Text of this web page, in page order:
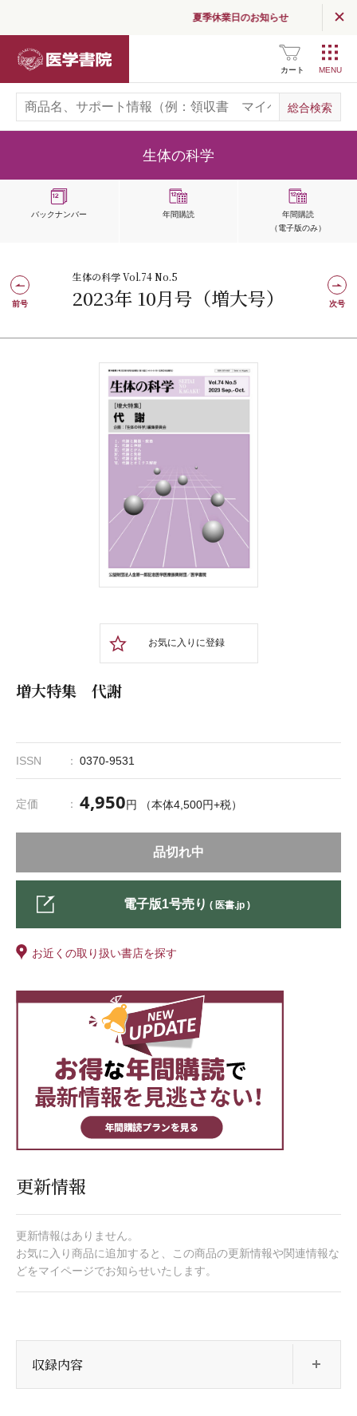
夏季休業日のお知らせ
カート
生体の科学
バックナンバー 年間購読
年間購読
（電子版のみ）
生体の科学 Vol.74 No.5
2023年 10月号（増大号）
前号 次号
お気に入りに登録
増大特集 代謝
ISSN 0370-9531
定価 4,950円 （本体4,500円+税）
品切れ中
電子版1号売り ( 医書.jp )
お近くの取り扱い書店を探す
更新情報
更新情報はありません。
お気に入り商品に追加すると、この商品の更新情報や関連情報な
どをマイページでお知らせいたします。
収録内容